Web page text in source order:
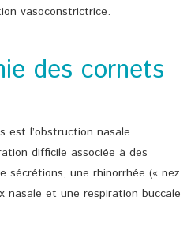
vasoconstrictrice.
des cornets
est l’obstruction nasale
difficile associée à des
sécrétions, une rhinorrhée (« nez
nasale et une respiration buccale